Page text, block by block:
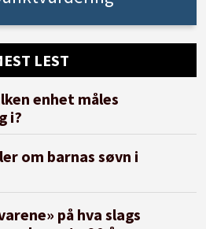
LEST
enhet måles
i?
om barnas søvn i
på hva slags